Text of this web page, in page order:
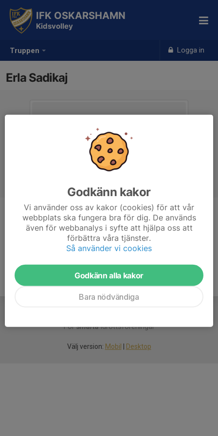
Truppen Logga in
IFK OSKARSHAMN
Kidsvolley
Erla Sadikaj
Position
-
Ålder
9 år
Försmartaidrottsföreningar
Välj version: Mobil Desktop
Godkänn kakor
Vi använder oss av kakor (cookies) för att vår
webbplats ska fungera bra för dig. De används
även för webbanalys i syfte att hjälpa oss att
förbättra våra tjänster.
Så använder vi cookies
Godkänn alla kakor
Bara nödvändiga